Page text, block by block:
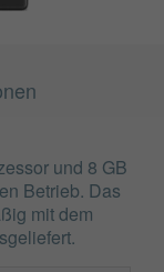
und 8 GB
Betrieb. Das
mit dem